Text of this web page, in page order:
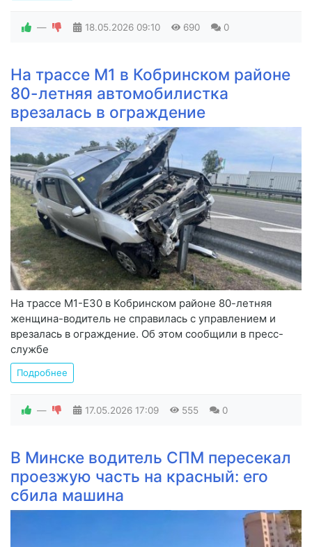
— 18.05.2026 09:10 690 0
На трассе М1 в Кобринском районе
80-летняя автомобилистка
врезалась в ограждение
На трассе М1-Е30 в Кобринском районе 80-летняя
женщина-водитель не справилась с управлением и
врезалась в ограждение. Об этом сообщили в пресс-
службе
Подробнее
— 17.05.2026 17:09 555 0
В Минске водитель СПМ пересекал
проезжую часть на красный: его
сбила машина